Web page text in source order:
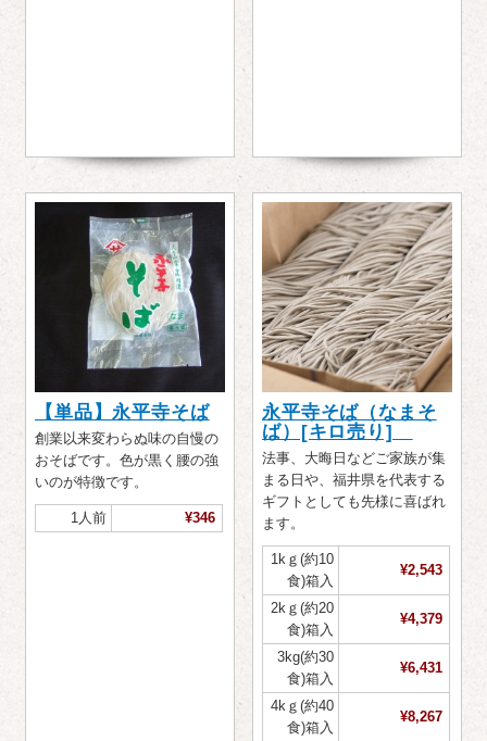
【単品】永平寺そば
創業以来変わらぬ味の自慢の
おそばです。色が黒く腰の強
いのが特徴です。
1人前 ¥346
永平寺そば（なまそ
ば）[キロ売り]
法事、大晦日などご家族が集
まる日や、福井県を代表する
ギフトとしても先様に喜ばれ
ます。
1kｇ(約10
食)箱入
¥2,543
2kｇ(約20
食)箱入
¥4,379
3kg(約30
食)箱入
¥6,431
4kｇ(約40
食)箱入
¥8,267